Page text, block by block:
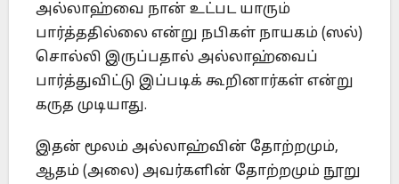
அல்லாஹ்வை நான் உட்பட யாரும்
பார்த்ததில்லை என்று நபிகள் நாயகம் (ஸல்)
சொல்லி இருப்பதால் அல்லாஹ்வைப்
பார்த்துவிட்டு இப்படிக் கூறினார்கள் என்று
கருத முடியாது.
இதன் மூலம் அல்லாஹ்வின் தோற்றமும்,
ஆதம் (அலை) அவர்களின் தோற்றமும் நூறு